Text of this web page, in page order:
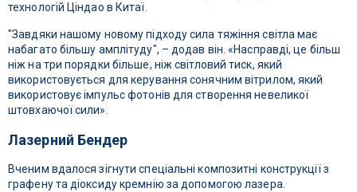
технологій Ціндао в Китаї.
"Завдяки нашому новому підходу сила тяжіння світла має
набагато більшу амплітуду", – додав він. «Насправді, це більш
ніж на три порядки більше, ніж світловий тиск, який
використовується для керування сонячним вітрилом, який
використовує імпульс фотонів для створення невеликої
штовхаючої сили».
Лазерний Бендер
Вченим вдалося зігнути спеціальні композитні конструкції з
графену та діоксиду кремнію за допомогою лазера.